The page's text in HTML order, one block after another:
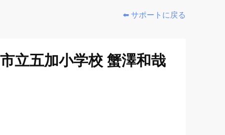
⬅️ サポートに戻る
立五加小学校 蟹澤和哉